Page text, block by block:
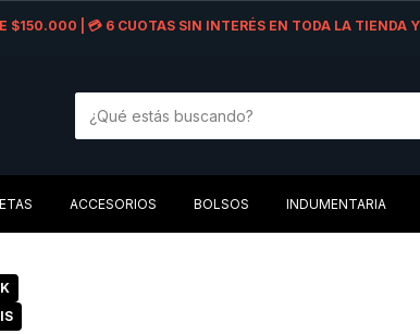
$150.000 | 💳 6 CUOTAS SIN INTERÉS EN TODA LA
ACCESORIOS BOLSOS INDUMENTARIA